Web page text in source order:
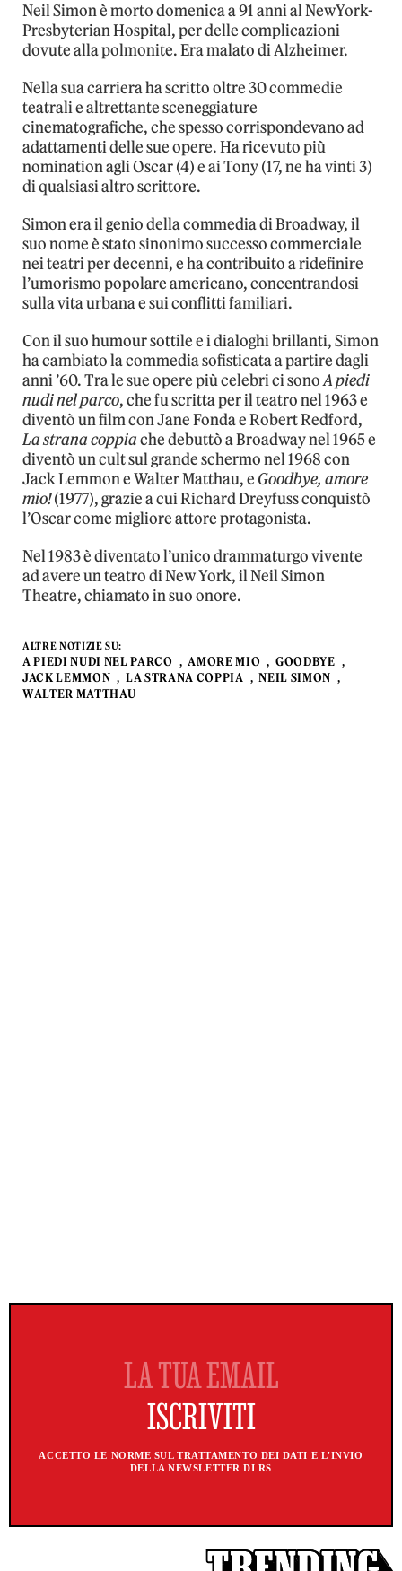
Neil Simon è morto domenica a 91 anni al NewYork-
Presbyterian Hospital, per delle complicazioni
dovute alla polmonite. Era malato di Alzheimer.
Nella sua carriera ha scritto oltre 30 commedie
teatrali e altrettante sceneggiature
cinematografiche, che spesso corrispondevano ad
adattamenti delle sue opere. Ha ricevuto più
nomination agli Oscar (4) e ai Tony (17, ne ha vinti 3)
di qualsiasi altro scrittore.
Simon era il genio della commedia di Broadway, il
suo nome è stato sinonimo successo commerciale
nei teatri per decenni, e ha contribuito a ridefinire
l’umorismo popolare americano, concentrandosi
sulla vita urbana e sui conflitti familiari.
Con il suo humour sottile e i dialoghi brillanti, Simon
ha cambiato la commedia sofisticata a partire dagli
anni ’60. Tra le sue opere più celebri ci sonoA piedi
nudi nel parco, che fu scritta per il teatro nel 1963 e
diventò un film con Jane Fonda e Robert Redford,
La strana coppiache debuttò a Broadway nel 1965 e
diventò un cult sul grande schermo nel 1968 con
Jack Lemmon e Walter Matthau, e Goodbye, amore
mio!(1977), grazie a cui Richard Dreyfuss conquistò
l’Oscar come migliore attore protagonista.
Nel 1983 è diventato l’unico drammaturgo vivente
ad avere un teatro di New York, il Neil Simon
Theatre, chiamato in suo onore.
ALTRE NOTIZIE SU:
A PIEDI NUDI NEL PARCO AMORE MIO
GOODBYE
JACK LEMMON
LA STRANA COPPIA
NEIL SIMON
WALTER MATTHAU
ACCETTO LE NORME SUL TRATTAMENTO DEI DATI E L'INVIO
DELLA NEWSLETTER DI RS